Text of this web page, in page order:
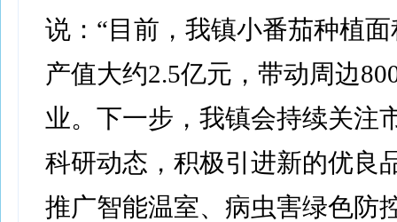
说：“目前，我镇小番茄种植
产值大约2.5亿元，带动周边
业。下一步，我镇会持续关注
科研动态，积极引进新的优良
推广智能温室、病虫害绿色防